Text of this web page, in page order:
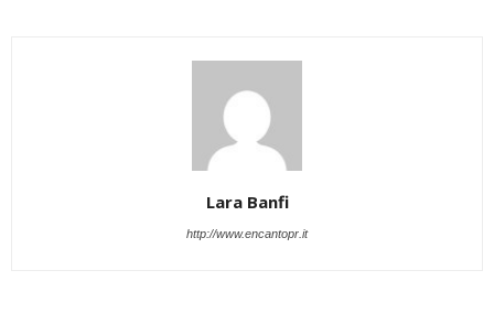
Lara Banfi
http://www.encantopr.it